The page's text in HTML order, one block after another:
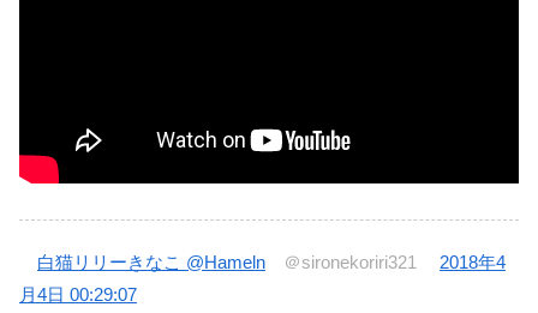
白猫リリーきなこ @Hameln ＠sironekoriri321
2018年4
月4日 00:29:07